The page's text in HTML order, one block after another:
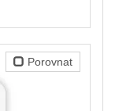
Porovnat